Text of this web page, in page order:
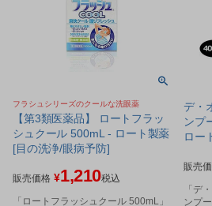
フラシュシリーズのクールな洗眼薬
【第3類医薬品】 ロートフラッ
シュクール 500mL - ロート製薬
[目の洗浄/眼病予防]
販売価格 ¥1,210税込
「ロートフラッシュクール 500mL」
デ・
ンプ
ロー
販売
「デ
ンプ